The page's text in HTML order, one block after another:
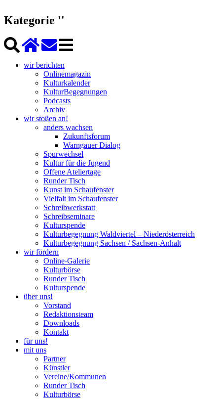
Kategorie ''
wir berichten
Onlinemagazin
Kulturkalender
KulturBegegnungen
Podcasts
Archiv
wir stoßen an!
anders wachsen
Zukunftsforum
Warngauer Dialog
Spurwechsel
Kultur für die Jugend
Offene Ateliertage
Runder Tisch
Kunst im Schaufenster
Vielfalt im Schaufenster
Schreibwerkstatt
Schreibseminare
Kulturspende
Kulturbegegnung Waldviertel – Niederösterreich
Kulturbegegnung Sachsen / Sachsen-Anhalt
wir fördern
Online-Galerie
Kulturbörse
Runder Tisch
Kulturspende
über uns!
Vorstand
Redaktionsteam
Downloads
Kontakt
für uns!
mit uns
Partner
Künstler
Vereine/Kommunen
Runder Tisch
Kulturbörse